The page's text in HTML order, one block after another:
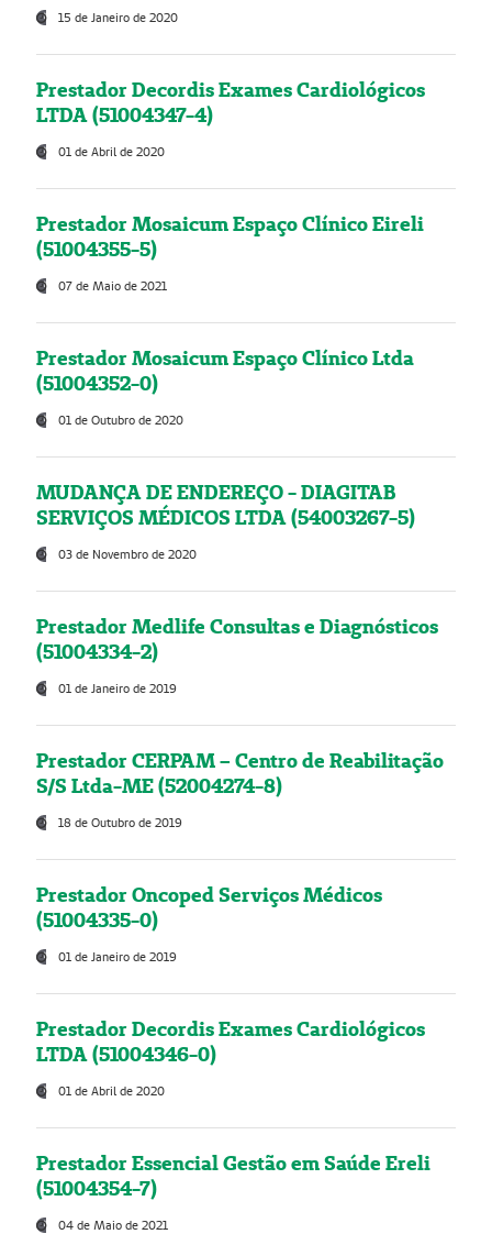
15 de Janeiro de 2020
Prestador Decordis Exames Cardiológicos
LTDA (51004347-4)
01 de Abril de 2020
Prestador Mosaicum Espaço Clínico Eireli
(51004355-5)
07 de Maio de 2021
Prestador Mosaicum Espaço Clínico Ltda
(51004352-0)
01 de Outubro de 2020
MUDANÇA DE ENDEREÇO - DIAGITAB
SERVIÇOS MÉDICOS LTDA (54003267-5)
03 de Novembro de 2020
Prestador Medlife Consultas e Diagnósticos
(51004334-2)
01 de Janeiro de 2019
Prestador CERPAM – Centro de Reabilitação
S/S Ltda-ME (52004274-8)
18 de Outubro de 2019
Prestador Oncoped Serviços Médicos
(51004335-0)
01 de Janeiro de 2019
Prestador Decordis Exames Cardiológicos
LTDA (51004346-0)
01 de Abril de 2020
Prestador Essencial Gestão em Saúde Ereli
(51004354-7)
04 de Maio de 2021